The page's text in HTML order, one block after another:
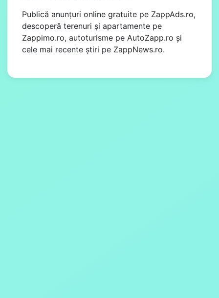
Publică anunțuri online gratuite pe ZappAds.ro,
descoperă terenuri și apartamente pe
Zappimo.ro, autoturisme pe AutoZapp.ro și
cele mai recente știri pe ZappNews.ro.